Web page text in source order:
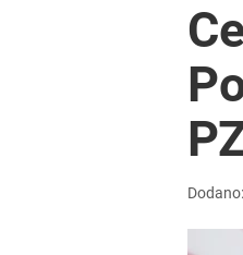
Prawdziwa
Vistula x LOT:
Dodano: